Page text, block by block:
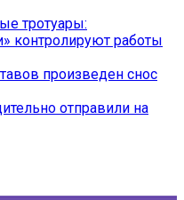
тротуары:
контролируют работы
произведен снос
отправили на